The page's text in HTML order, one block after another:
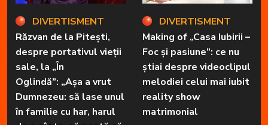
DIVERTISMENT
Răzvan de la Pitești,
despre portativul vieții
sale, la „În
Oglindă”: „Așa a vrut
Dumnezeu: să lase unul
în familie cu har, harul
DIVERTISMENT
Making of „Casa Iubirii –
Foc și pasiune”: ce nu
știai despre videoclipul
melodiei celui mai iubit
reality show
matrimonial